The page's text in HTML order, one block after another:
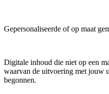
Gepersonaliseerde of op maat
Digitale inhoud die niet op een
waarvan de uitvoering met jouw
begonnen.